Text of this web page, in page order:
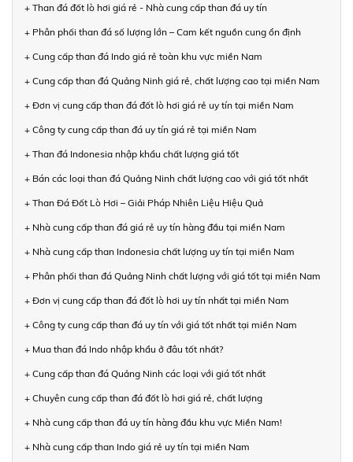
+ Than đá đốt lò hơi giá rẻ - Nhà cung cấp than đá uy tín
+ Phân phối than đá số lượng lớn – Cam kết nguồn cung ổn định
+ Cung cấp than đá Indo giá rẻ toàn khu vực miền Nam
+ Cung cấp than đá Quảng Ninh giá rẻ, chất lượng cao tại miền Nam
+ Đơn vị cung cấp than đá đốt lò hơi giá rẻ uy tín tại miền Nam
+ Công ty cung cấp than đá uy tín giá rẻ tại miền Nam
+ Than đá Indonesia nhập khẩu chất lượng giá tốt
+ Bán các loại than đá Quảng Ninh chất lượng cao với giá tốt nhất
+ Than Đá Đốt Lò Hơi – Giải Pháp Nhiên Liệu Hiệu Quả
+ Nhà cung cấp than đá giá rẻ uy tín hàng đầu tại miền Nam
+ Nhà cung cấp than Indonesia chất lượng uy tín tại miền Nam
+ Phân phối than đá Quảng Ninh chất lượng với giá tốt tại miền Nam
+ Đơn vị cung cấp than đá đốt lò hơi uy tín nhất tại miền Nam
+ Công ty cung cấp than đá uy tín với giá tốt nhất tại miền Nam
+ Mua than đá Indo nhập khẩu ở đâu tốt nhất?
+ Cung cấp than đá Quảng Ninh các loại với giá tốt nhất
+ Chuyên cung cấp than đá đốt lò hơi giá rẻ, chất lượng
+ Nhà cung cấp than đá uy tín hàng đầu khu vực Miền Nam!
+ Nhà cung cấp than Indo giá rẻ uy tín tại miền Nam